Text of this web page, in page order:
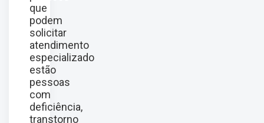
que
podem
solicitar
atendimento
especializado
estão
pessoas
com
deficiência,
transtorno